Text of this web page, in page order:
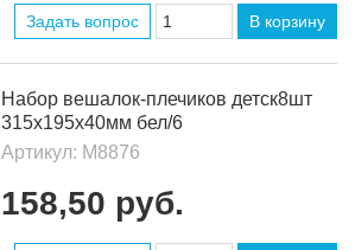
Задать вопрос В корзину
Набор вешалок-плечиков детск8шт
315х195х40мм бел/6
Артикул: М8876
158,50 руб.